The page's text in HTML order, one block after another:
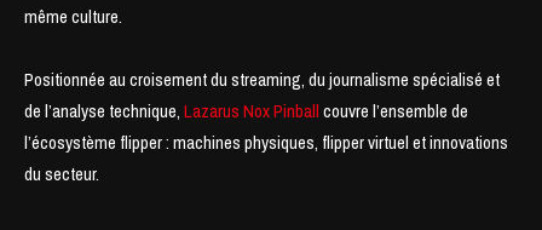
même culture.
Positionnée au croisement du streaming, du journalisme spécialisé et
de l’analyse technique,Lazarus Nox Pinballcouvre l’ensemble de
l’écosystème flipper : machines physiques, flipper virtuel et innovations
du secteur.